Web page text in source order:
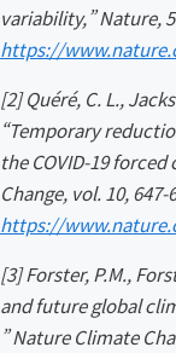
variability,” Nature,
https://
[2] Quéré, C. L.,
“Temporary
the COVID-19
Change, vol. 10, 647-
https://
[3] Forster, P.M.,
and future global
” Nature Climate